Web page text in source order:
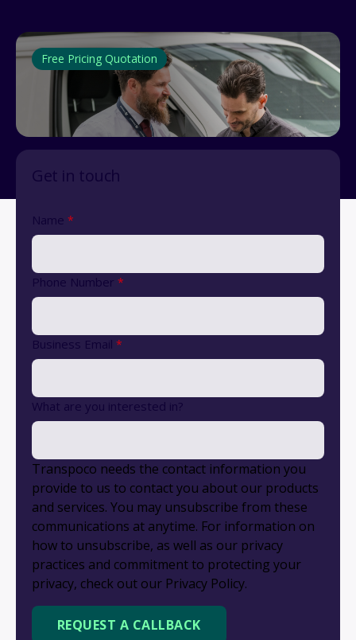
Free Pricing Quotation
Get in touch
Name *
Phone Number *
Business Email *
What are you interested in?
Transpoco needs the contact information you
provide to us to contact you about our products
and services. You may unsubscribe from these
communications at anytime. For information on
how to unsubscribe, as well as our privacy
practices and commitment to protecting your
privacy, check out our Privacy Policy.